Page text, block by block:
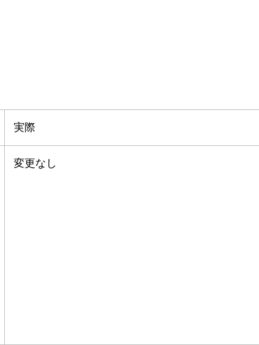
実際
変更なし